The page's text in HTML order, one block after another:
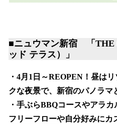
■ニュウマン新宿 「THE
ッド テラス）」
・4月1日～REOPEN！昼は
クな夜景で、新宿のパノラマ
・手ぶらBBQコースやアラ
フリーフローや自分好みにカ